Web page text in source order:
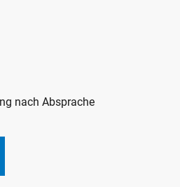
nach Absprache